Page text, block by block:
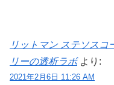
リットマン ステソスコ
リーの透析ラボ より:
2021年2月6日 11:26 AM